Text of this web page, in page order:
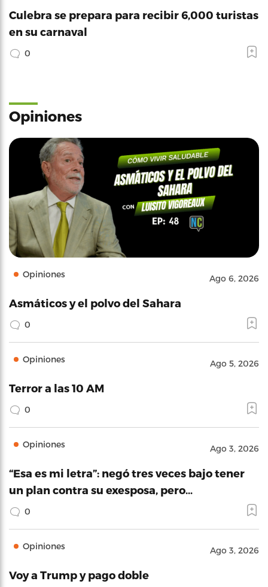
Culebra se prepara para recibir 6,000 turistas
en su carnaval
0
Opiniones
Opiniones Ago 6, 2026
Asmáticos y el polvo del Sahara
0
Opiniones Ago 5, 2026
Terror a las 10 AM
0
Opiniones Ago 3, 2026
“Esa es mi letra”: negó tres veces bajo tener
un plan contra su exesposa, pero…
0
Opiniones Ago 3, 2026
Voy a Trump y pago doble